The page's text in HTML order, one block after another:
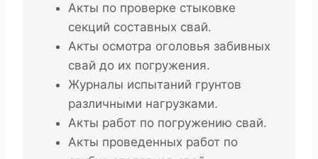
Акты по проверке стыковке
секций составных свай.
Акты осмотра оголовья забивных
свай до их погружения.
Журналы испытаний грунтов
различными нагрузками.
Акты работ по погружению свай.
Акты проведенных работ по